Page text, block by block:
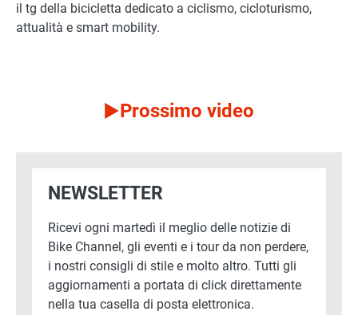
il tg della bicicletta dedicato a ciclismo, cicloturismo,
attualità e smart mobility.
Prossimo video
NEWSLETTER
Ricevi ogni martedì il meglio delle notizie di
Bike Channel, gli eventi e i tour da non perdere,
i nostri consigli di stile e molto altro. Tutti gli
aggiornamenti a portata di click direttamente
nella tua casella di posta elettronica.